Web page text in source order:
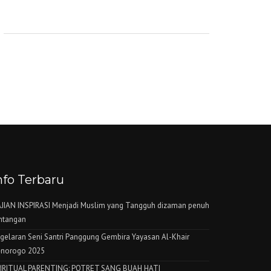
Terbaru
INSPIRASI Menjadi Muslim yang Tangguh dizaman penuh
Seni Santri Panggung Gembira Yayasan Al-Khair
2025
PARENTING: POTRET SANG BUAH HATI